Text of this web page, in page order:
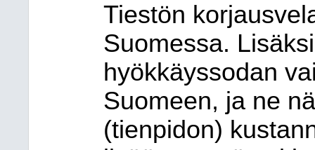
Tiestön
Suomessa.
hyökkäyssodan
Suomeen, ja ne
(tienpidon)